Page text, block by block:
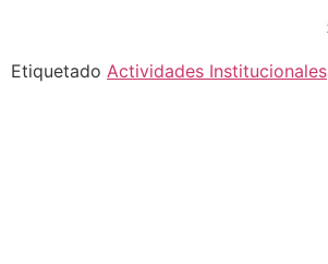
Etiquetado Actividades Institucionales